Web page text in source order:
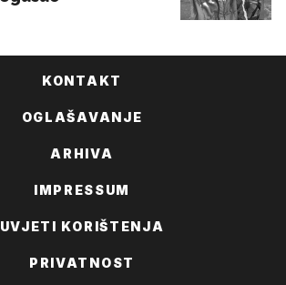
KONTAKT
OGLAŠAVANJE
ARHIVA
IMPRESSUM
UVJETI KORIŠTENJA
PRIVATNOST